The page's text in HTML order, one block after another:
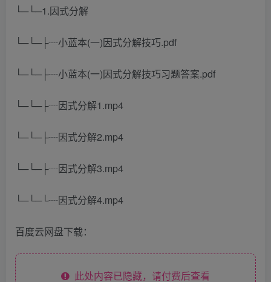
└─└─1.因式分解
└─└─├┈小蓝本(一)因式分解技巧.pdf
└─└─├┈小蓝本(一)因式分解技巧习题答案.pdf
└─└─├┈因式分解1.mp4
└─└─├┈因式分解2.mp4
└─└─├┈因式分解3.mp4
└─└─└┈因式分解4.mp4
百度云网盘下载：
此处内容已隐藏，请付费后查看